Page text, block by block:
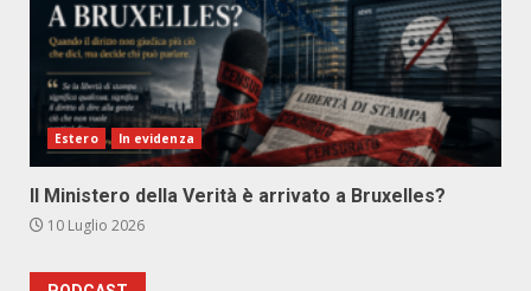
Estero In evidenza
Il Ministero della Verità è arrivato a Bruxelles?
10 Luglio 2026